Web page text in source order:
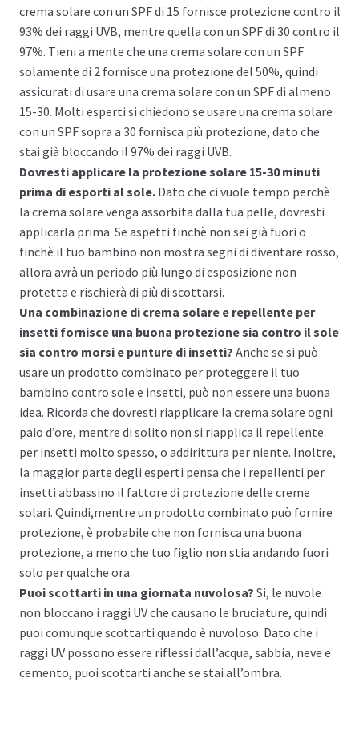
crema solare con un SPF di 15 fornisce protezione contro il
93% dei raggi UVB, mentre quella con un SPF di 30 contro il
97%. Tieni a mente che una crema solare con un SPF
solamente di 2 fornisce una protezione del 50%, quindi
assicurati di usare una crema solare con un SPF di almeno
15-30. Molti esperti si chiedono se usare una crema solare
con un SPF sopra a 30 fornisca più protezione, dato che
stai già bloccando il 97% dei raggi UVB.
Dovresti applicare la protezione solare 15-30 minuti
prima di esporti al sole.Dato che ci vuole tempo perchè
la crema solare venga assorbita dalla tua pelle, dovresti
applicarla prima. Se aspetti finchè non sei già fuori o
finchè il tuo bambino non mostra segni di diventare rosso,
allora avrà un periodo più lungo di esposizione non
protetta e rischierà di più di scottarsi.
Una combinazione di crema solare e repellente per
insetti fornisce una buona protezione sia contro il sole
sia contro morsi e punture di insetti? Anche se si può
usare un prodotto combinato per proteggere il tuo
bambino contro sole e insetti, può non essere una buona
idea. Ricorda che dovresti riapplicare la crema solare ogni
paio d’ore, mentre di solito non si riapplica il repellente
per insetti molto spesso, o addirittura per niente. Inoltre,
la maggior parte degli esperti pensa che i repellenti per
insetti abbassino il fattore di protezione delle creme
solari. Quindi,mentre un prodotto combinato può fornire
protezione, è probabile che non fornisca una buona
protezione, a meno che tuo figlio non stia andando fuori
solo per qualche ora.
Puoi scottarti in una giornata nuvolosa? Si, le nuvole
non bloccano i raggi UV che causano le bruciature, quindi
puoi comunque scottarti quando è nuvoloso. Dato che i
raggi UV possono essere riflessi dall’acqua, sabbia, neve e
cemento, puoi scottarti anche se stai all’ombra.